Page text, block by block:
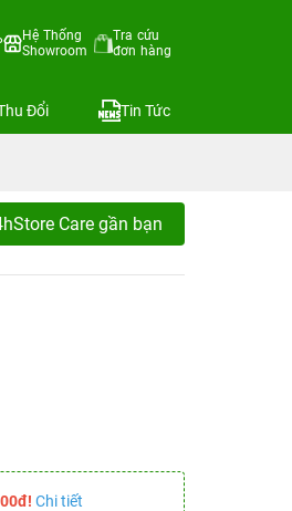
Hệ Thống
Showroom
Tra cứu
đơn hàng
Đổi Tin Tức
Care gần bạn
Chi tiết